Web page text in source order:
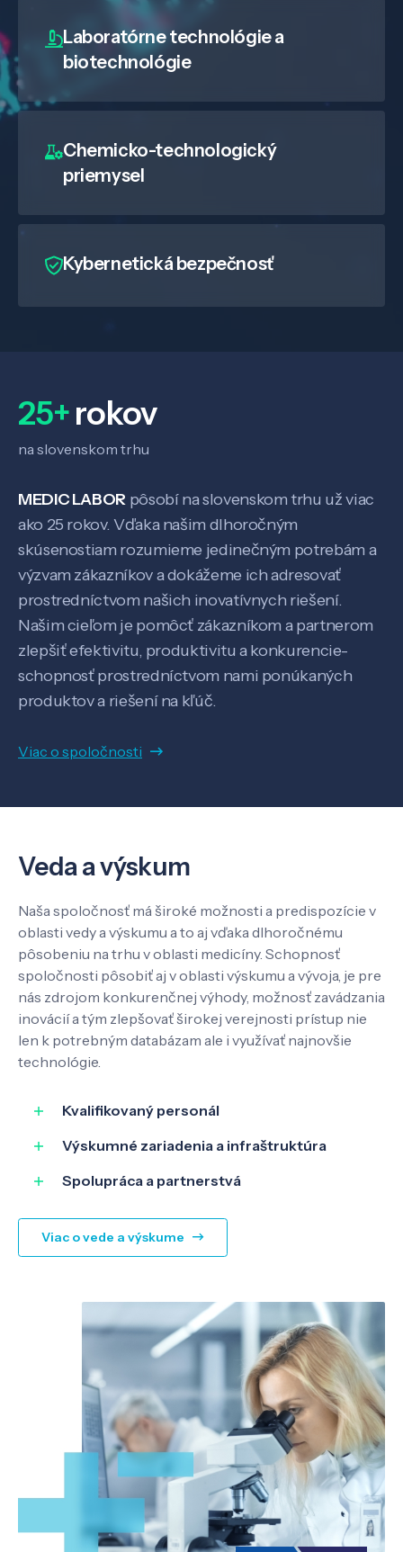
Know-how
O nás
Kontakt
Laboratórne technológie a
biotechnológie
Chemicko-technologický
priemysel
Kybernetická bezpečnosť
25+rokov
na slovenskom trhu
MEDIC LABOR pôsobí na slovenskom trhu už viac
ako 25 rokov. Vďaka našim dlhoročným
skúsenostiam rozumieme jedinečným potrebám a
výzvam zákazníkov a dokážeme ich adresovať
prostredníctvom našich inovatívnych riešení.
Našim cieľom je pomôcť zákazníkom a partnerom
zlepšiť efektivitu, produktivitu a konkurencie-
schopnosť prostredníctvom nami ponúkaných
produktov a riešení na kľúč.
Viac o spoločnosti
Veda a výskum
Naša spoločnosť má široké možnosti a predispozície v
oblasti vedy a výskumu a to aj vďaka dlhoročnému
pôsobeniu na trhu v oblasti medicíny. Schopnosť
spoločnosti pôsobiť aj v oblasti výskumu a vývoja, je pre
nás zdrojom konkurenčnej výhody, možnosť zavádzania
inovácií a tým zlepšovať širokej verejnosti prístup nie
len k potrebným databázam ale i využívať najnovšie
technológie.
Kvalifikovaný personál
Výskumné zariadenia a infraštruktúra
Spolupráca a partnerstvá
Viac o vede a výskume